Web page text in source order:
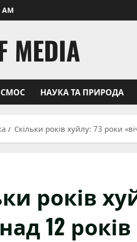
AM
MEDIA
НАУКА ТА ПРИРОДА
Скільки років хуйлу: 73 роки
років
12